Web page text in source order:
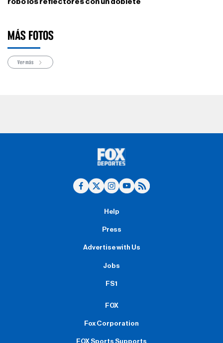
robó los reflectores con un doblete
MÁS FOTOS
Ver más
Help
Press
Advertise with Us
Jobs
FS1
FOX
Fox Corporation